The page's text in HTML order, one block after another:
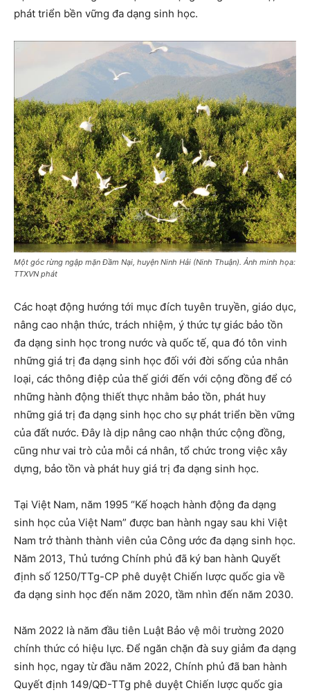
phát triển bền vững đa dạng sinh học.
Một góc rừng ngập mặn Đầm Nại, huyện Ninh Hải (Ninh Thuận). Ảnh minh họa:
TTXVN phát
Các hoạt động hướng tới mục đích tuyên truyền, giáo dục,
nâng cao nhận thức, trách nhiệm, ý thức tự giác bảo tồn
đa dạng sinh học trong nước và quốc tế, qua đó tôn vinh
những giá trị đa dạng sinh học đối với đời sống của nhân
loại, các thông điệp của thế giới đến với cộng đồng để có
những hành động thiết thực nhằm bảo tồn, phát huy
những giá trị đa dạng sinh học cho sự phát triển bền vững
của đất nước. Đây là dịp nâng cao nhận thức cộng đồng,
cũng như vai trò của mỗi cá nhân, tổ chức trong việc xây
dựng, bảo tồn và phát huy giá trị đa dạng sinh học.
Tại Việt Nam, năm 1995 “Kế hoạch hành động đa dạng
sinh học của Việt Nam” được ban hành ngay sau khi Việt
Nam trở thành thành viên của Công ước đa dạng sinh học.
Năm 2013, Thủ tướng Chính phủ đã ký ban hành Quyết
định số 1250/TTg-CP phê duyệt Chiến lược quốc gia về
đa dạng sinh học đến năm 2020, tầm nhìn đến năm 2030.
Năm 2022 là năm đầu tiên Luật Bảo vệ môi trường 2020
chính thức có hiệu lực. Để ngăn chặn đà suy giảm đa dạng
sinh học, ngay từ đầu năm 2022, Chính phủ đã ban hành
Quyết định 149/QĐ-TTg phê duyệt Chiến lược quốc gia